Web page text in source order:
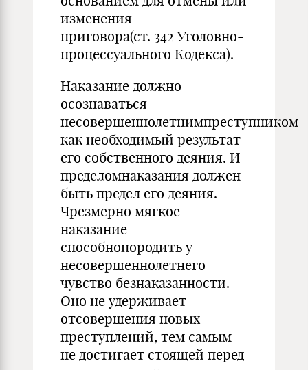
изменения
приговора(ст. 342 Уголовно-
процессуального Кодекса).
Наказание должно
осознаваться
несовершеннолетнимпреступником
как необходимый результат
его собственного деяния. И
пределомнаказания должен
быть предел его деяния.
Чрезмерно мягкое
наказание
способнопородить у
несовершеннолетнего
чувство безнаказанности.
Оно не удерживает
отсовершения новых
преступлений, тем самым
не достигает стоящей перед